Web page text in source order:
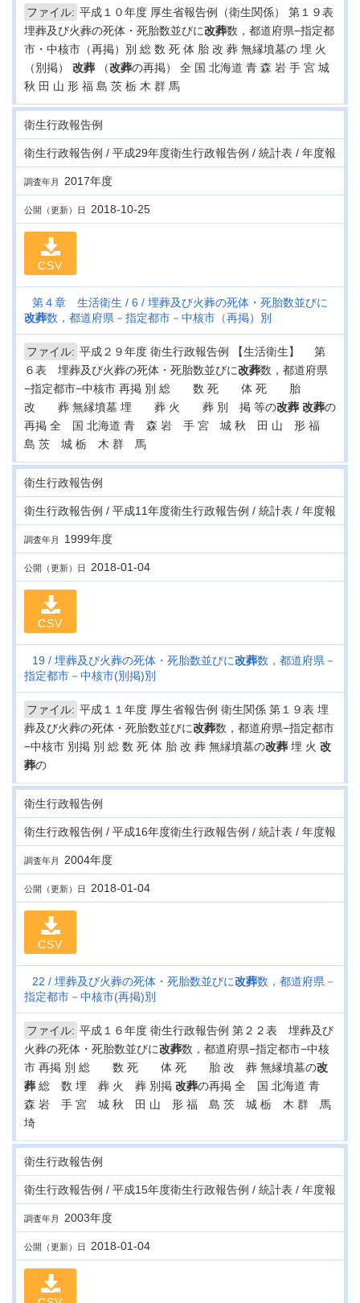
ファイル: 平成１０年度 厚生省報告例（衛生関係） 第１９表
埋葬及び火葬の死体・死胎数並びに改葬数，都道府県−指定都
市・中核市（再掲）別 総 数 死 体 胎 改 葬 無縁墳墓の 埋 火
（別掲） 改葬 （改葬の再掲） 全 国 北海道 青 森 岩 手 宮 城
秋 田 山 形 福 島 茨 栃 木 群 馬
衛生行政報告例
衛生行政報告例 / 平成29年度衛生行政報告例 / 統計表 / 年度報
調査年月 2017年度
公開（更新）日 2018-10-25
CSV
第４章 生活衛生 6
埋葬及び火葬の死体・死胎数並びに
改葬数，都道府県－指定都市－中核市（再掲）別
ファイル: 平成２９年度 衛生行政報告例 【生活衛生】 第
６表 埋葬及び火葬の死体・死胎数並びに改葬数，都道府県
−指定都市−中核市 再掲 別 総 数 死 体 死 胎
改 葬 無縁墳墓 埋 葬 火 葬 別 掲 等の改葬 改葬の
再掲 全 国 北海道 青 森 岩 手 宮 城 秋 田 山 形 福
島 茨 城 栃 木 群 馬
衛生行政報告例
衛生行政報告例 / 平成11年度衛生行政報告例 / 統計表 / 年度報
調査年月 1999年度
公開（更新）日 2018-01-04
CSV
19 埋葬及び火葬の死体・死胎数並びに改葬数，都道府県－
指定都市－中核市(別掲)別
ファイル: 平成１１年度 厚生省報告例 衛生関係 第１９表 埋
葬及び火葬の死体・死胎数並びに改葬数，都道府県−指定都市
−中核市 別掲 別 総 数 死 体 胎 改 葬 無縁墳墓の改葬 埋 火 改
葬の
衛生行政報告例
衛生行政報告例 / 平成16年度衛生行政報告例 / 統計表 / 年度報
調査年月 2004年度
公開（更新）日 2018-01-04
CSV
22 埋葬及び火葬の死体・死胎数並びに改葬数，都道府県－
指定都市－中核市(再掲)別
ファイル: 平成１６年度 衛生行政報告例 第２２表 埋葬及び
火葬の死体・死胎数並びに改葬数，都道府県−指定都市−中核
市 再掲 別 総 数 死 体 死 胎 改 葬 無縁墳墓の改
葬 総 数 埋 葬 火 葬 別掲 改葬の再掲 全 国 北海道 青
森 岩 手 宮 城 秋 田 山 形 福 島 茨 城 栃 木 群 馬
埼
衛生行政報告例
衛生行政報告例 / 平成15年度衛生行政報告例 / 統計表 / 年度報
調査年月 2003年度
公開（更新）日 2018-01-04